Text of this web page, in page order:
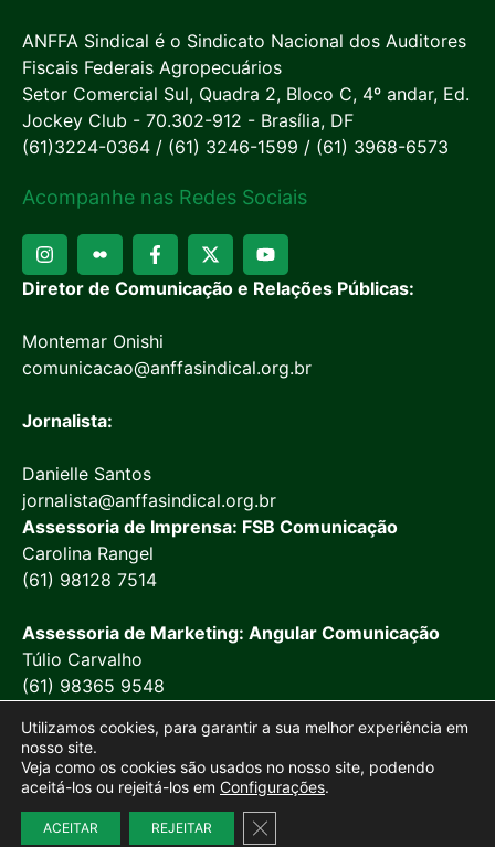
ANFFA Sindical é o Sindicato Nacional dos Auditores
Fiscais Federais Agropecuários
Setor Comercial Sul, Quadra 2, Bloco C, 4º andar, Ed.
Jockey Club - 70.302-912 - Brasília, DF
(61)3224-0364 / (61) 3246-1599 / (61) 3968-6573
Acompanhe nas Redes Sociais
Diretor de Comunicação e Relações Públicas:
Montemar Onishi
comunicacao@anffasindical.org.br
Jornalista:
Danielle Santos
jornalista@anffasindical.org.br
Assessoria de Imprensa: FSB Comunicação
Carolina Rangel
(61) 98128 7514
Assessoria de Marketing: Angular Comunicação
Túlio Carvalho
(61) 98365 9548
Site desenvolvido porMarketing Objetivo
Utilizamos cookies, para garantir a sua melhor experiência em
nosso site.
Veja como os cookies são usados no nosso site, podendo
aceitá-los ou rejeitá-los em Configurações.
ACEITAR REJEITAR Close GDPR Cookie Banner